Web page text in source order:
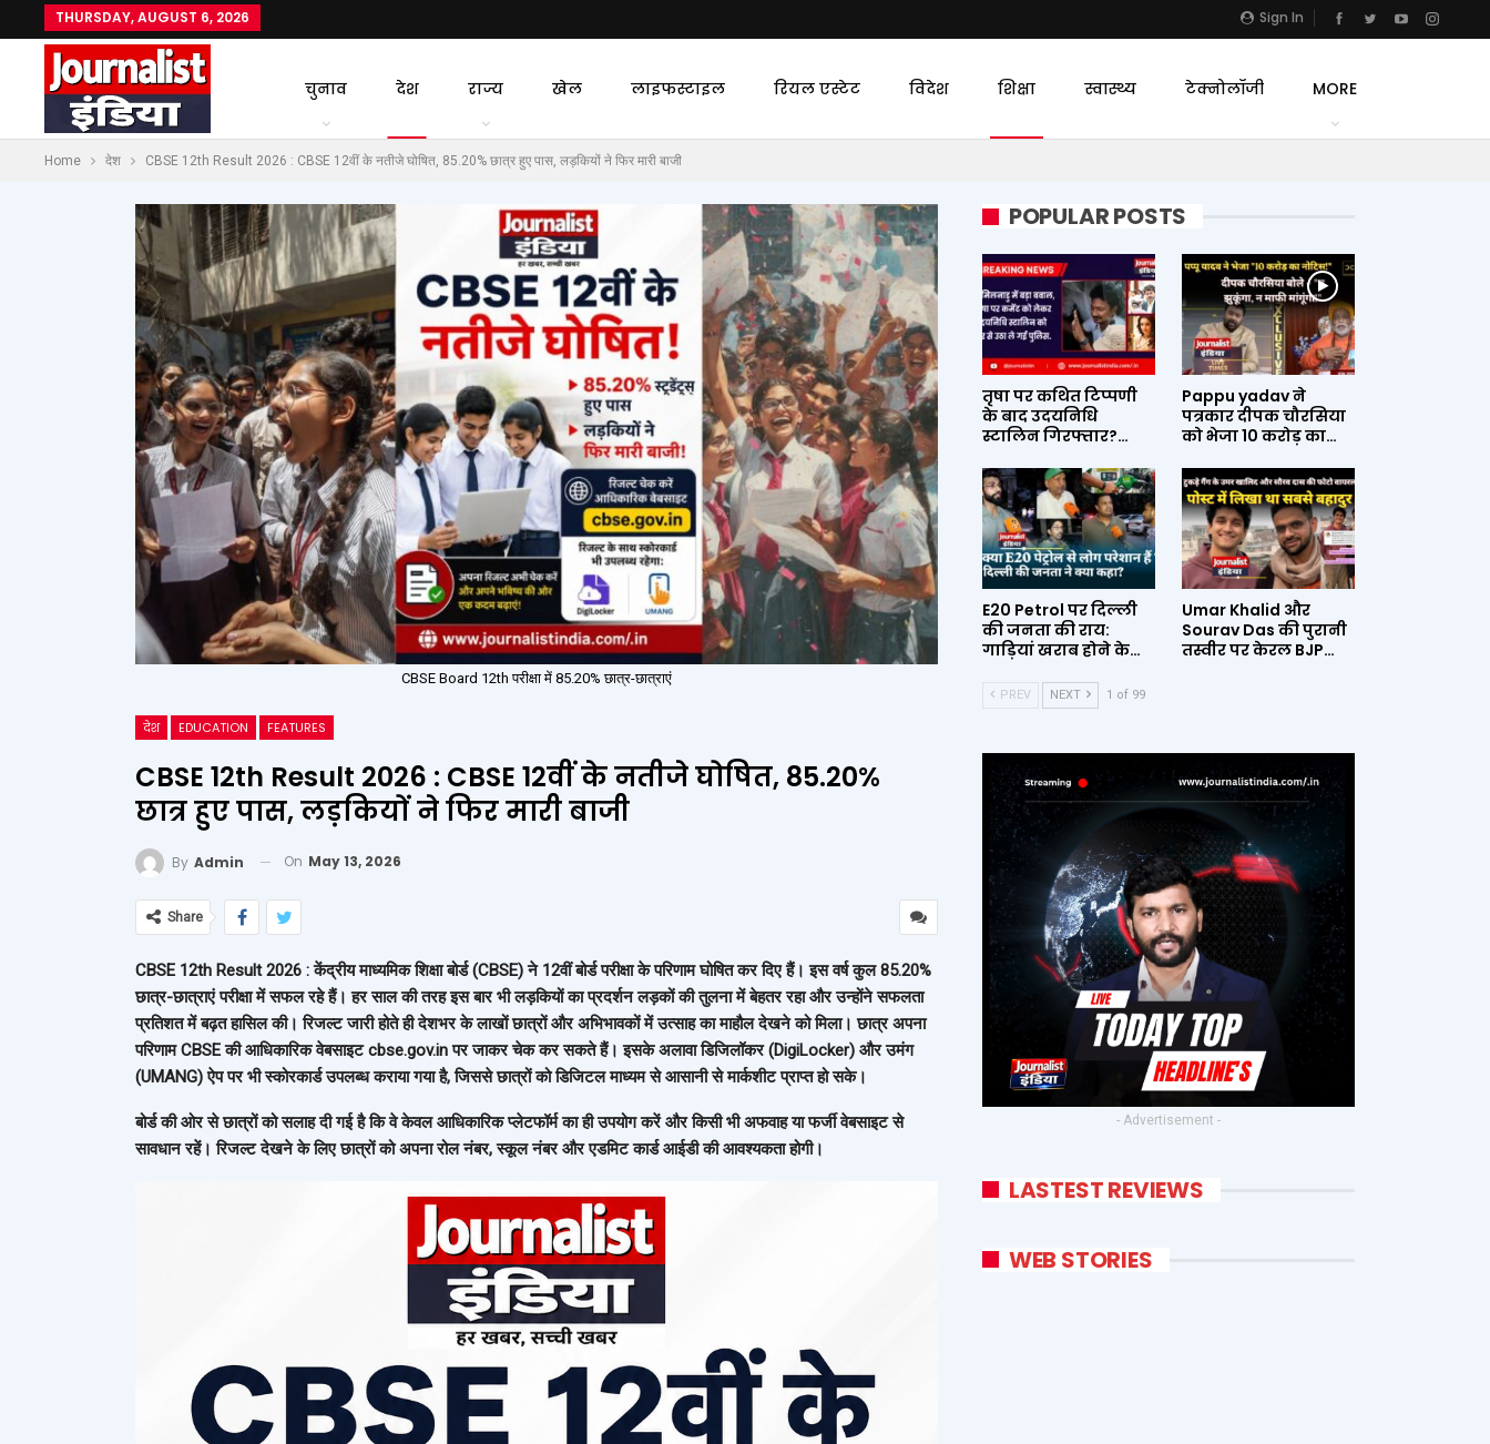
Sign In
THURSDAY, AUGUST 6, 2026
चुनाव देश राज्य खेल लाइफस्टाइल रियल एस्टेट विदेश शिक्षा स्वास्थ्य टेक्नोलॉजी MORE
Home देश CBSE 12th Result 2026 : CBSE 12वीं के नतीजे घोषित, 85.20% छात्र हुए पास, लड़कियों ने फिर मारी बाजी
CBSE Board 12th परीक्षा में 85.20% छात्र-छात्राएं
देश EDUCATION FEATURES
CBSE 12th Result 2026 : CBSE 12वीं के नतीजे घोषित, 85.20%
छात्र हुए पास, लड़कियों ने फिर मारी बाजी
By Admin On May 13, 2026
Share
CBSE 12th Result 2026 : केंद्रीय माध्यमिक शिक्षा बोर्ड (CBSE) ने 12वीं बोर्ड परीक्षा के परिणाम घोषित कर दिए हैं। इस वर्ष कुल 85.20%
छात्र-छात्राएं परीक्षा में सफल रहे हैं। हर साल की तरह इस बार भी लड़कियों का प्रदर्शन लड़कों की तुलना में बेहतर रहा और उन्होंने सफलता
प्रतिशत में बढ़त हासिल की। रिजल्ट जारी होते ही देशभर के लाखों छात्रों और अभिभावकों में उत्साह का माहौल देखने को मिला। छात्र अपना
परिणाम CBSE की आधिकारिक वेबसाइट cbse.gov.in पर जाकर चेक कर सकते हैं। इसके अलावा डिजिलॉकर (DigiLocker) और उमंग
(UMANG) ऐप पर भी स्कोरकार्ड उपलब्ध कराया गया है, जिससे छात्रों को डिजिटल माध्यम से आसानी से मार्कशीट प्राप्त हो सके।
बोर्ड की ओर से छात्रों को सलाह दी गई है कि वे केवल आधिकारिक प्लेटफॉर्म का ही उपयोग करें और किसी भी अफवाह या फर्जी वेबसाइट से
सावधान रहें। रिजल्ट देखने के लिए छात्रों को अपना रोल नंबर, स्कूल नंबर और एडमिट कार्ड आईडी की आवश्यकता होगी।
POPULAR POSTS
तृषा पर कथित टिप्पणी
के बाद उदयनिधि
स्टालिन गिरफ्तार?…
Pappu yadav ने
पत्रकार दीपक चौरसिया
को भेजा 10 करोड़ का…
E20 Petrol पर दिल्ली
की जनता की राय:
गाड़ियां खराब होने के…
Umar Khalid और
Sourav Das की पुरानी
तस्वीर पर केरल BJP…
PREV NEXT 1 of 99
- Advertisement -
LASTEST REVIEWS
WEB STORIES